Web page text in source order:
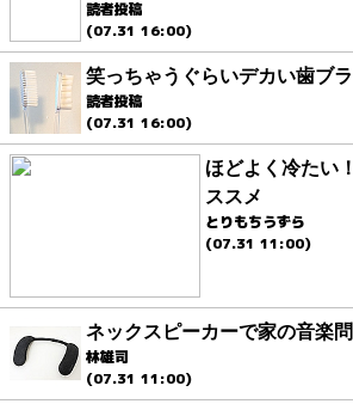
読者投稿
(07.31 16:00)
笑っちゃうぐらいデカい歯ブ
読者投稿
(07.31 16:00)
ほどよく冷たい
ススメ
とりもちうずら
(07.31 11:00)
ネックスピーカーで家の音楽
林雄司
(07.31 11:00)